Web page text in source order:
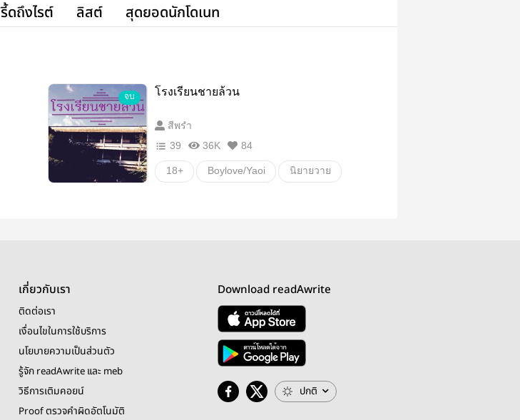
รี้ดถึงไรต์ ลิสต์ สุดยอดนักโดเนท
จบ โรงเรียนชายล้วน
สีพรำ
39
36K 84
18+ Boylove/Yaoi นิยายวาย
เกี่ยวกับเรา
ติดต่อเรา
เงื่อนไขในการใช้บริการ
นโยบายความเป็นส่วนตัว
รู้จัก readAwrite และ meb
วิธีการเติมคอยน์
Proof ตรวจคำผิดอัตโนมัติ
Download readAwrite
ปกติ